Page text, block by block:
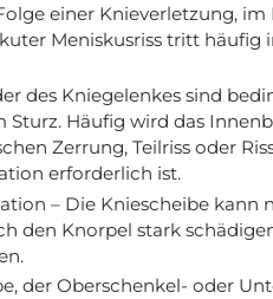
einer Knieverletzung,
Meniskusriss tritt
des Kniegelenkes sind
Sturz. Häufig wird das
Zerrung, Teilriss oder
erforderlich ist.
– Die Kniescheibe kann
den Knorpel stark
der Oberschenkel- oder